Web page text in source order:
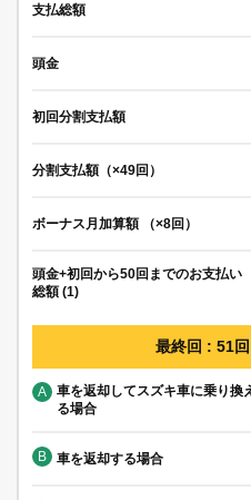
支払総額
頭金
初回分割支払額
分割支払額（×49回）
ボーナス月加算額 （×8回）
頭金+初回から50回までのお支払い
総額 (1)
最終回 : 51
A
車を返却してスズキ車に乗り換
る場合
B 車を返却する場合